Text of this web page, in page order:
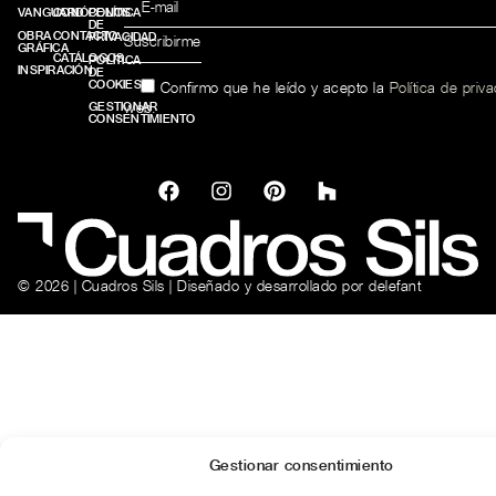
Gestionar consentimiento
VANGUARD
OBRA
GRÁFICA
INSPIRACIÓN
CONÓCENOS
CONTACTO
CATÁLOGOS
POLÍTICA
DE
PRIVACIDAD
POLÍTICA
DE
COOKIES
GESTIONAR
CONSENTIMIENTO
Confirmo que he leído y acepto la Política de
web.
© 2026 | Cuadros Sils | Diseñado y desarrollado por delefant